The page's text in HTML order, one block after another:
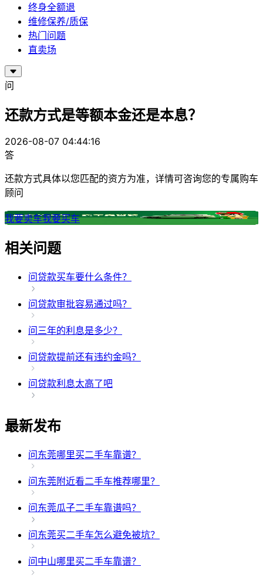
终身全额退
维修保养/质保
热门问题
直卖场
问
还款方式是等额本金还是本息？
2026-08-07 04:44:16
答
还款方式具体以您匹配的资方为准，详情可咨询您的专属购车
顾问
我要卖车我要买车
相关问题
问贷款买车要什么条件？
问贷款审批容易通过吗？
问三年的利息是多少？
问贷款提前还有违约金吗？
问贷款利息太高了吧
最新发布
问东莞哪里买二手车靠谱？
问东莞附近看二手车推荐哪里？
问东莞瓜子二手车靠谱吗？
问东莞买二手车怎么避免被坑？
问中山哪里买二手车靠谱？